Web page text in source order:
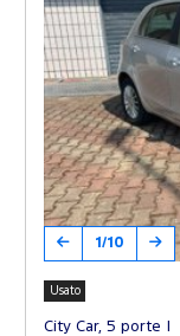
1/10
Usato
City Car, 5 porte